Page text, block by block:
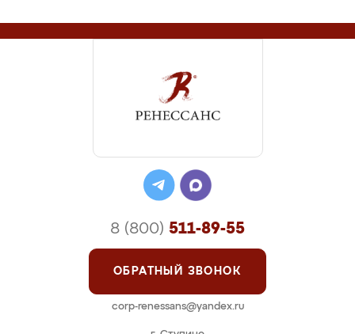
8 (800) 511-89-55
ОБРАТНЫЙ ЗВОНОК
corp-renessans@yandex.ru